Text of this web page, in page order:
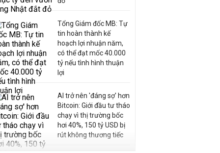
Tổng Giám đốc MB: Tự
tin hoàn thành kế
hoạch lợi nhuận năm,
có thể đạt mốc 40.000
tỷ nếu tình hình thuận
lợi
AI trở nên 'đáng sợ' hơn
Bitcoin: Giới đầu tư tháo
chạy vì thị trường bốc
hơi 40%, 150 tỷ USD bị
rút không thương tiếc